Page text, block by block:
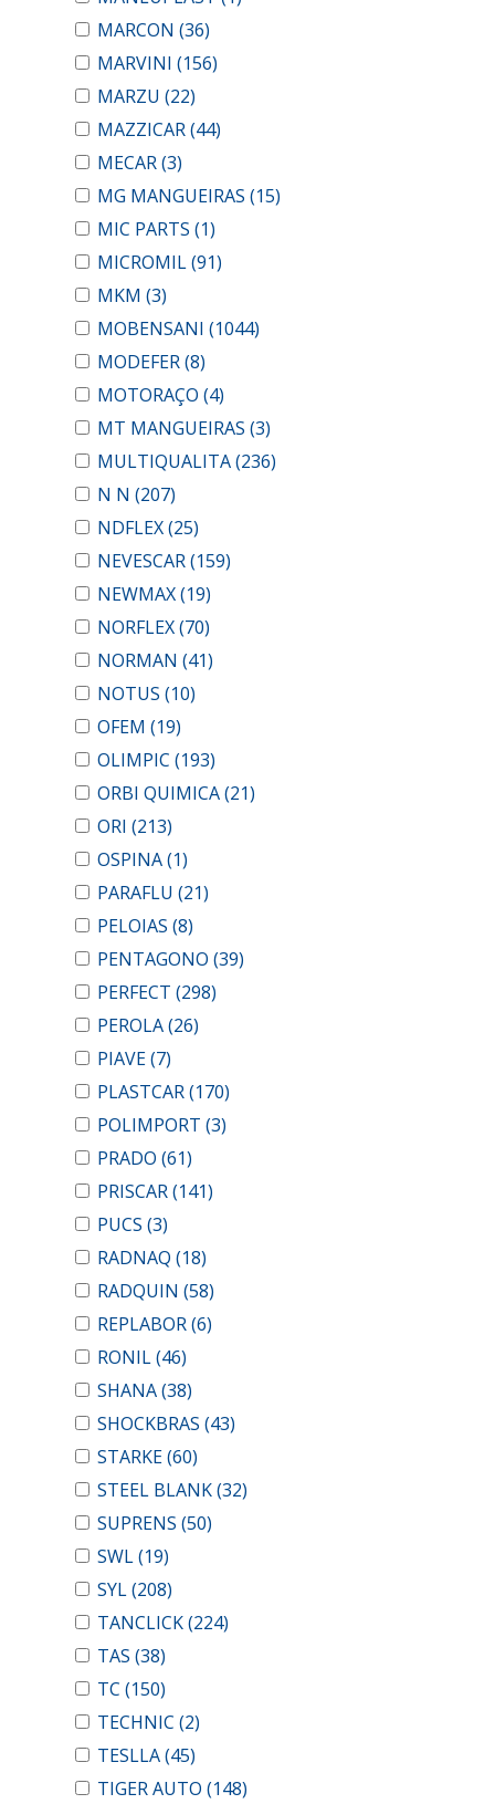
MARCON (36)
MARVINI (156)
MARZU (22)
MAZZICAR(44)
MECAR(3)
MG MANGUEIRAS (15)
MIC PARTS (1)
MICROMIL(91)
MKM (3)
MOBENSANI (1044)
MODEFER(8)
MOTORAÇO (4)
MT MANGUEIRAS (3)
MULTIQUALITA(236)
N N (207)
NDFLEX(25)
NEVESCAR(159)
NEWMAX(19)
NORFLEX(70)
NORMAN (41)
NOTUS (10)
OFEM (19)
OLIMPIC (193)
ORBI QUIMICA(21)
ORI (213)
OSPINA(1)
PARAFLU (21)
PELOIAS (8)
PENTAGONO (39)
PERFECT (298)
PEROLA(26)
PIAVE(7)
PLASTCAR(170)
POLIMPORT (3)
PRADO (61)
PRISCAR(141)
PUCS (3)
RADNAQ (18)
RADQUIN (58)
REPLABOR(6)
RONIL(46)
SHANA(38)
SHOCKBRAS (43)
STARKE(60)
STEEL BLANK(32)
SUPRENS (50)
SWL(19)
SYL(208)
TANCLICK(224)
TAS (38)
TC (150)
TECHNIC (2)
TESLLA(45)
TIGER AUTO (148)